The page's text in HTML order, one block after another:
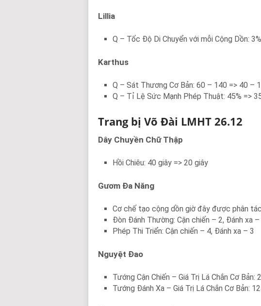
Lillia
Q – Tốc Độ Di Chuyển với mỗi Cộng Dồn:
Karthus
Q – Sát Thương Cơ Bản: 60 – 140 => 40 –
Q – Tỉ Lệ Sức Mạnh Phép Thuật: 45% =>
Trang bị Võ Đài LMHT 26.12
Dây Chuyền Chữ Thập
Hồi Chiêu: 40 giây => 20 giây
Gươm Đa Năng
Cơ chế tạo cộng dồn giờ đây được phân
Đòn Đánh Thường: Cận chiến – 2, Đánh xa –
Phép Thi Triển: Cận chiến – 4, Đánh xa – 3
Nguyệt Đao
Tướng Cận Chiến – Giá Trị Lá Chắn Cơ Bản:
Tướng Đánh Xa – Giá Trị Lá Chắn Cơ Bản: